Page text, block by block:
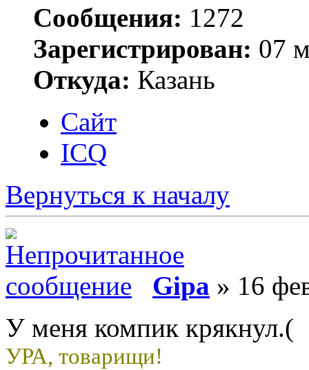
Сообщения: 1272
Зарегистрирован: 07
Откуда: Казань
Сайт
ICQ
Вернуться к началу
Gipa » 16
У меня компик крякнул.(
УРА, товарищи!